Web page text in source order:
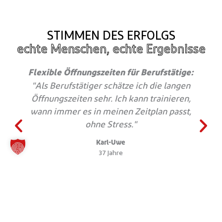
STIMMEN DES ERFOLGS
echte Menschen, echte Ergebnisse
Flexible Öffnungszeiten für Berufstätige:
"Als Berufstätiger schätze ich die langen
Öffnungszeiten sehr. Ich kann trainieren,
wann immer es in meinen Zeitplan passt,
ohne Stress."
Karl-Uwe
37 Jahre